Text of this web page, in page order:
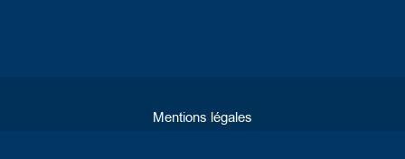
Mentions légales